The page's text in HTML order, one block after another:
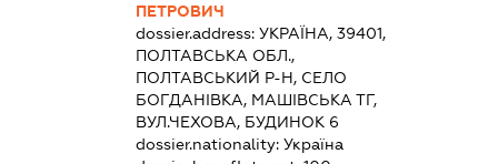
ПЕТРОВИЧ
dossier.address:УКРАЇНА, 39401,
ПОЛТАВСЬКА ОБЛ.,
ПОЛТАВСЬКИЙ Р-Н, СЕЛО
БОГДАНІВКА, МАШІВСЬКА ТГ,
ВУЛ.ЧЕХОВА, БУДИНОК 6
dossier.nationality:Україна